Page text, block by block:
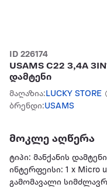
ID 226174
USAMS C22 3,4A
დამტენი
მაღაზია: LUCKY STORE
ბრენდი:USAMS
მოკლე აღწერა
ტიპი: მანქანის დამტენი
ინტერფეისი: 1 x Micro
გამომავალი